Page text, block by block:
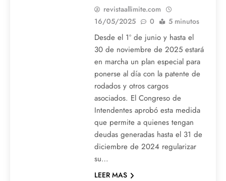
revistaallimite.com
16/05/2025
0 5 minutos
Desde el 1º de junio y hasta el
30 de noviembre de 2025 estará
en marcha un plan especial para
ponerse al día con la patente de
rodados y otros cargos
asociados. El Congreso de
Intendentes aprobó esta medida
que permite a quienes tengan
deudas generadas hasta el 31 de
diciembre de 2024 regularizar
su…
LEER MAS